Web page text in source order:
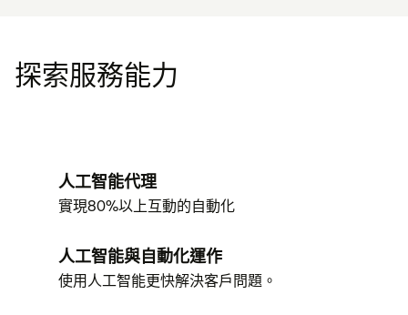
探索服務能力
人工智能代理
實現80%以上互動的自動化
人工智能與自動化運作
使用人工智能更快解決客戶問題。